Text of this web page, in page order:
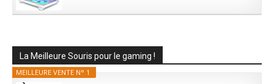
La Meilleure Souris pour le gaming !
MEILLEURE VENTE N° 1